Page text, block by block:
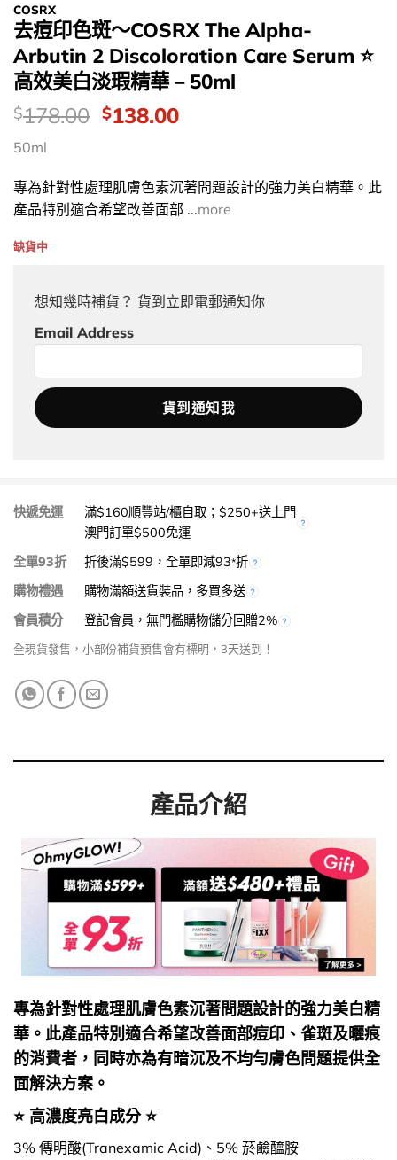
COSRX
去痘印色斑～COSRX The Alpha-
Arbutin 2 Discoloration Care Serum ⭐
高效美白淡瑕精華 – 50ml
價
錢：
$178.00 Original
$178.00.
$138.00Current
$138.00.
50ml
專為針對性處理肌膚色素沉著問題設計的強力美白精華。此
產品特別適合希望改善面部 ...more
缺貨中
想知幾時補貨？ 貨到立即電郵通知你
Email Address
快遞免運
滿$160順豐站/櫃自取；$250+送上門
澳門訂單$500免運
全單93折
折後滿$599，全單即減93*折
購物禮遇
購物滿額送貨裝品，多買多送
會員積分
登記會員，無門檻購物儲分回贈2%
全現貨發售，小部份補貨預售會有標明，3天送到！
產品介紹
專為針對性處理肌膚色素沉著問題設計的強力美白精
華。此產品特別適合希望改善面部痘印、雀斑及曬痕
的消費者，同時亦為有暗沉及不均勻膚色問題提供全
面解決方案。
⭐ 高濃度亮白成分 ⭐
3% 傳明酸(Tranexamic Acid)、5% 菸鹼醯胺